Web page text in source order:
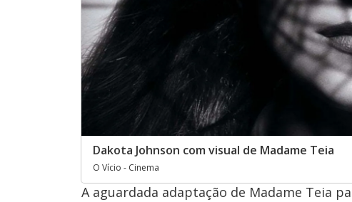
Dakota Johnson com visual de Madame Teia
O Vício - Cinema
A aguardada adaptação de Madame Teia